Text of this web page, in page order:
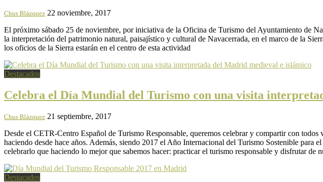
Chus Blázquez 22 noviembre, 2017
El próximo sábado 25 de noviembre, por iniciativa de la Oficina de Turismo del Ayuntamiento de
la interpretación del patrimonio natural, paisajístico y cultural de Navacerrada, en el marco de la
los oficios de la Sierra estarán en el centro de esta actividad
Destacados
Celebra el Día Mundial del Turismo con una visita
Chus Blázquez 21 septiembre, 2017
Desde el CETR-Centro Español de Turismo Responsable, queremos celebrar y compartir con
haciendo desde hace años. Además, siendo 2017 el Año Internacional del Turismo Sostenible
celebrarlo que haciendo lo mejor que sabemos hacer: practicar el turismo responsable y disfrutar de
Destacados